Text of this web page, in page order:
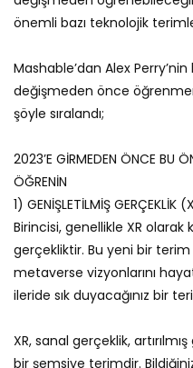
önemli bazı teknolojik
Mashable’dan Alex
değişmeden önce
şöyle sıralandı;
2023’E GİRMEDEN ÖNCE BU
ÖĞRENİN
1) GENİŞLETİLMİŞ GERÇEKLİK
Birincisi, genellikle XR olarak
gerçekliktir. Bu yeni bir
metaverse vizyonlarını
ileride sık duyacağınız bir
XR, sanal gerçeklik,
bir şemsiye terimdir.